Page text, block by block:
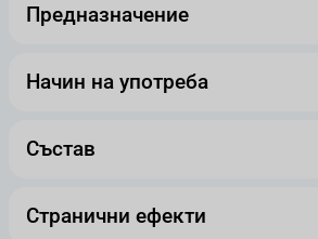
Предназначение
Начин на употреба
Състав
Странични ефекти